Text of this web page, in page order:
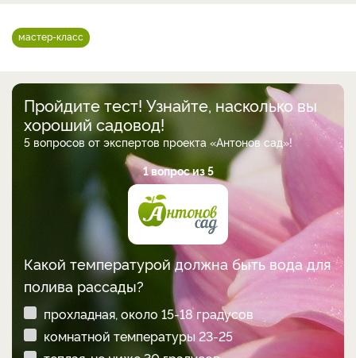
мастер-класс
Пройдите тест! Узнайте, насколько вы
хороший садовод!
5 вопросов от экспертов проекта «Антонов сад»!
1 вопрос из 5
Какой температурой должна быть вода для
полива рассады?
прохладная, около 15-18 градусов
комнатной температуры 23-25